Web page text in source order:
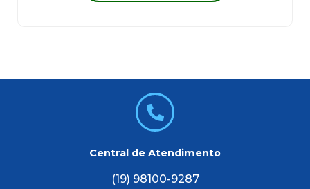
Central de Atendimento
(19) 98100-9287